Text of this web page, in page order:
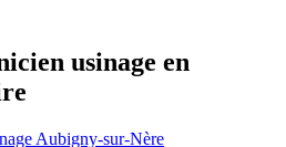
usinage en
Aubigny-sur-Nère